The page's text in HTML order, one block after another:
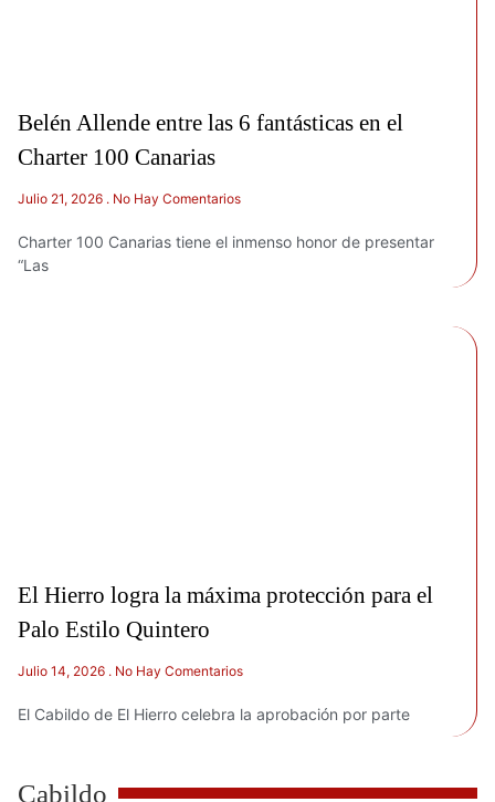
Belén Allende entre las 6 fantásticas en el
Charter 100 Canarias
Julio 21, 2026 No Hay Comentarios
Charter 100 Canarias tiene el inmenso honor de presentar
“Las
El Hierro logra la máxima protección para el
Palo Estilo Quintero
Julio 14, 2026 No Hay Comentarios
El Cabildo de El Hierro celebra la aprobación por parte
Cabildo